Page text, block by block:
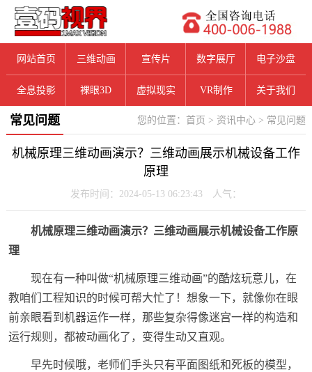
网站首页 三维动画 宣传片 数字展厅 电子沙盘
全息投影 裸眼3D 虚拟现实 VR制作 关于我们
您的位置： 首页 > 资讯中心 > 常见问题
常见问题
机械原理三维动画演示？三维动画展示机械设备工作
原理
发布时间：2024-05-13 06:23:43 人气：
机械原理三维动画演示？三维动画展示机械设备工作原
理
现在有一种叫做“机械原理三维动画”的酷炫玩意儿，在
教咱们工程知识的时候可帮大忙了！想象一下，就像你在眼
前亲眼看到机器运作一样，那些复杂得像迷宫一样的构造和
运行规则，都被动画化了，变得生动又直观。
早先时候哦，老师们手头只有平面图纸和死板的模型，